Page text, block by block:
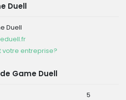
Duell
Duell
votre entreprise?
Game Duell
5